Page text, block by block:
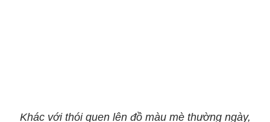
Khác với thói quen lên đồ màu mè thường ngày,